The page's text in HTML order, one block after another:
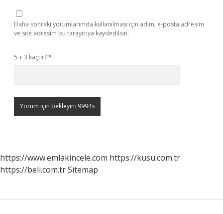
Daha sonraki yorumlarımda kullanılması için adım, e-posta adresim
ve site adresim bu tarayıcıya kaydedilsin.
5 + 3 kaçtır?*
https://www.emlakincele.com https://kusu.com.tr
https://beli.com.trSitemap